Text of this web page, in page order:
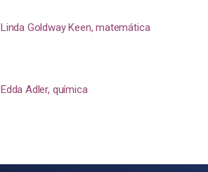
Linda Goldway Keen, matemática
Edda Adler, química